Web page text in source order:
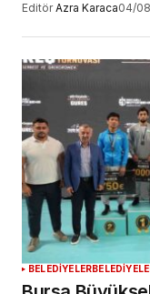
Editör Azra Karaca04/
BELEDİYELER